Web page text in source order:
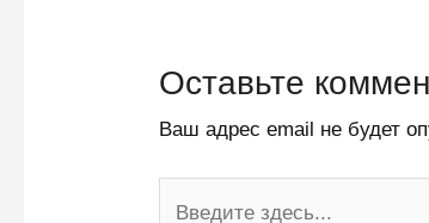
Оставьте
Ваш адрес email не будет